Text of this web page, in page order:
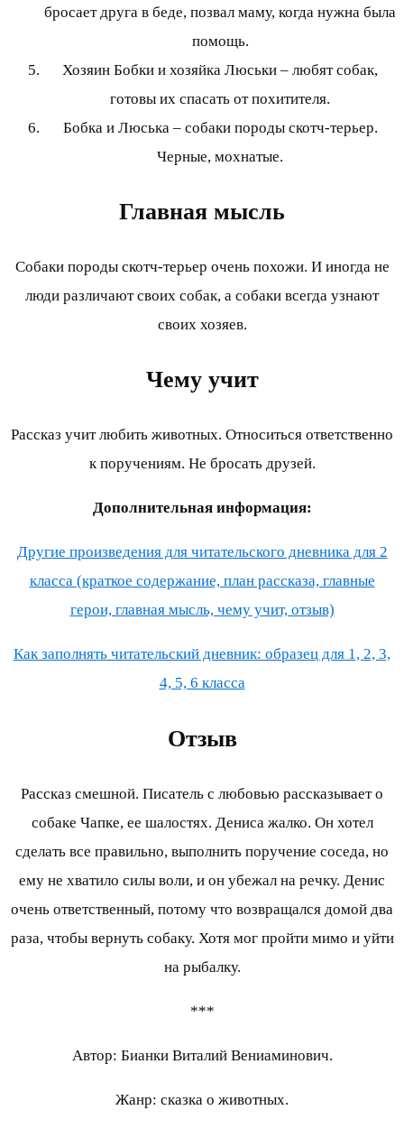
бросает друга в беде, позвал маму, когда нужна была
помощь.
Хозяин Бобки и хозяйка Люськи – любят собак,
готовы их спасать от похитителя.
Бобка и Люська – собаки породы скотч-терьер.
Черные, мохнатые.
Главная мысль
Собаки породы скотч-терьер очень похожи. И иногда не
люди различают своих собак, а собаки всегда узнают
своих хозяев.
Чему учит
Рассказ учит любить животных. Относиться ответственно
к поручениям. Не бросать друзей.
Дополнительная информация:
Другие произведения для читательского дневника для 2
класса (краткое содержание, план рассказа, главные
герои, главная мысль, чему учит, отзыв)
Как заполнять читательский дневник: образец для 1, 2, 3,
4, 5, 6 класса
Отзыв
Рассказ смешной. Писатель с любовью рассказывает о
собаке Чапке, ее шалостях. Дениса жалко. Он хотел
сделать все правильно, выполнить поручение соседа, но
ему не хватило силы воли, и он убежал на речку. Денис
очень ответственный, потому что возвращался домой два
раза, чтобы вернуть собаку. Хотя мог пройти мимо и уйти
на рыбалку.
***
Автор: Бианки Виталий Вениаминович.
Жанр: сказка о животных.